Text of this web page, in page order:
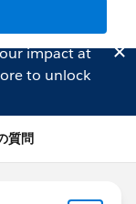
impact at
to unlock
質問